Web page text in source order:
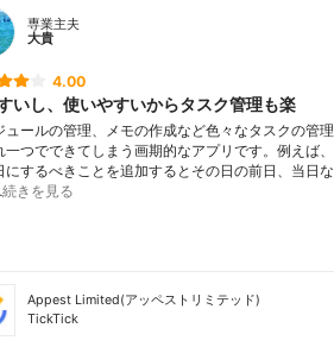
専業主夫
大貴
4.00
いし、使いやすいからタスク管理も楽
ュールの管理、メモの作成など色々なタスクの管理
一つでできてしまう画期的なアプリです。例えば、
にするべきことを追加するとその日の前日、当日な
続きを見る
Appest Limited(アッペストリミテッド)
TickTick